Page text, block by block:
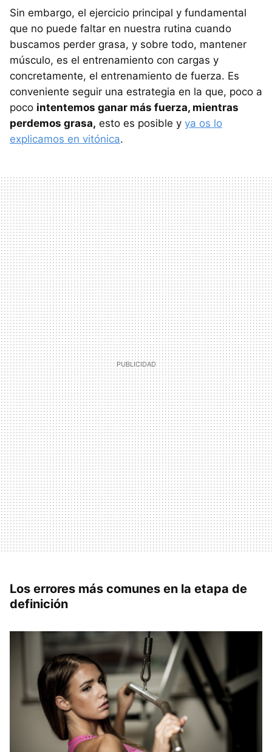
Sin embargo, el ejercicio principal y fundamental
que no puede faltar en nuestra rutina cuando
buscamos perder grasa, y sobre todo, mantener
músculo, es el entrenamiento con cargas y
concretamente, el entrenamiento de fuerza. Es
conveniente seguir una estrategia en la que, poco a
poco intentemos ganar más fuerza, mientras
perdemos grasa, esto es posible y ya os lo
explicamos en vitónica.
Los errores más comunes en la etapa de
definición